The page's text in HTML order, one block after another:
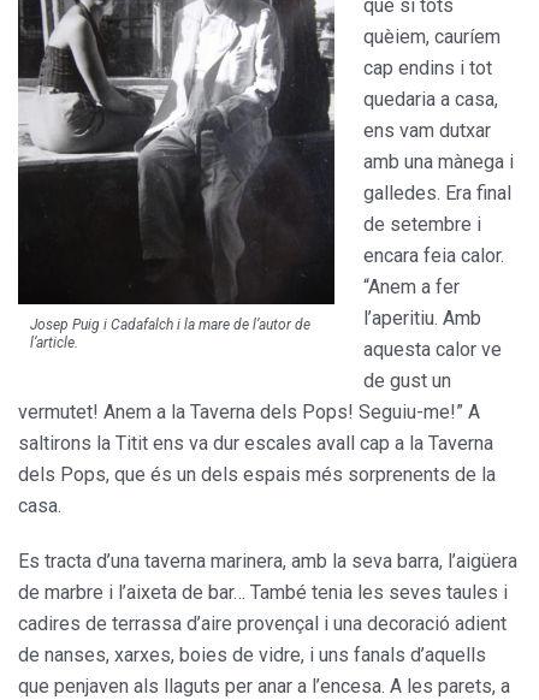
Josep Puig i Cadafalch i la mare de l’autor de
l’article.
que si tots
quèiem, cauríem
cap endins i tot
quedaria a casa,
ens vam dutxar
amb una mànega i
galledes. Era final
de setembre i
encara feia calor.
“Anem a fer
l’aperitiu. Amb
aquesta calor ve
de gust un
vermutet! Anem a la Taverna dels Pops! Seguiu-me!” A
saltirons la Titit ens va dur escales avall cap a la Taverna
dels Pops, que és un dels espais més sorprenents de la
casa.
Es tracta d’una taverna marinera, amb la seva barra, l’aigüera
de marbre i l’aixeta de bar… També tenia les seves taules i
cadires de terrassa d’aire provençal i una decoració adient
de nanses, xarxes, boies de vidre, i uns fanals d’aquells
que penjaven als llaguts per anar a l’encesa. A les parets, a